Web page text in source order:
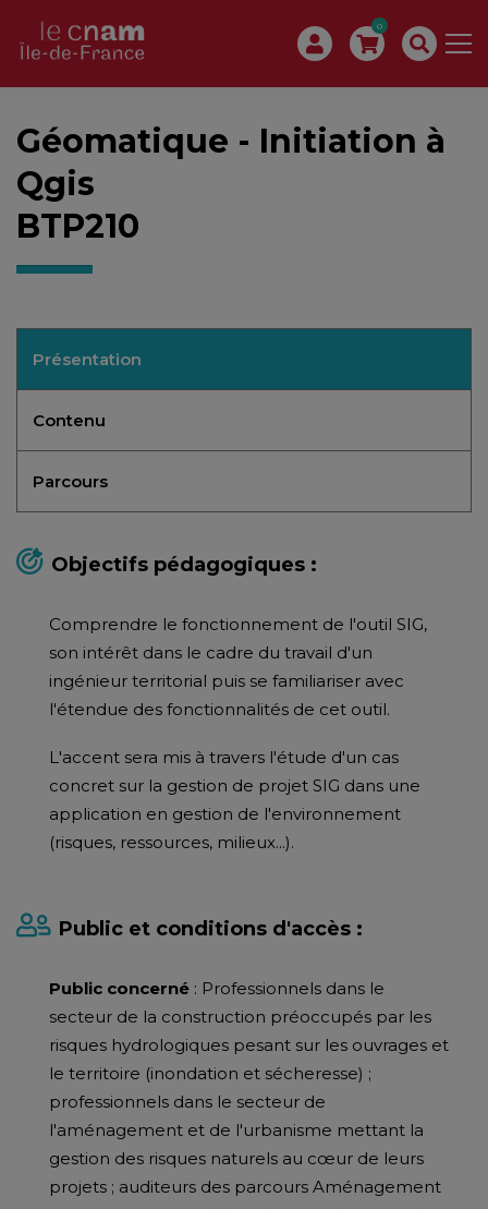
0
Géomatique - Initiation à
Qgis
BTP210
Présentation
Contenu
Parcours
Objectifs pédagogiques :
Comprendre le fonctionnement de l'outil SIG,
son intérêt dans le cadre du travail d'un
ingénieur territorial puis se familiariser avec
l'étendue des fonctionnalités de cet outil.
L'accent sera mis à travers l'étude d'un cas
concret sur la gestion de projet SIG dans une
application en gestion de l'environnement
(risques, ressources, milieux...).
Public et conditions d'accès :
Public concerné : Professionnels dans le
secteur de la construction préoccupés par les
risques hydrologiques pesant sur les ouvrages et
le territoire (inondation et sécheresse) ;
professionnels dans le secteur de
l'aménagement et de l'urbanisme mettant la
gestion des risques naturels au cœur de leurs
projets ; auditeurs des parcours Aménagement